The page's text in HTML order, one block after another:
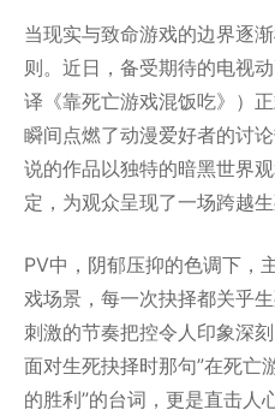
当现实与致命游戏的边界逐
则。近日，备受期待的电视
译《靠死亡游戏混饭吃》）
瞬间点燃了动漫爱好者的讨
说的作品以独特的暗黑世界
定，为观众呈现了一场跨越生
PV中，阴郁压抑的色调下，
戏场景，每一次抉择都关乎
刺激的节奏把控令人印象深
面对生死抉择时那句”在死亡
的胜利”的台词，更是直击人